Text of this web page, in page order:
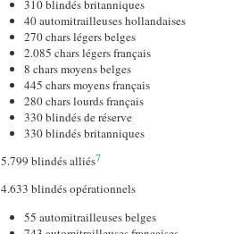
310 blindés britanniques
40 automitrailleuses hollandaises
270 chars légers belges
2.085 chars légers français
8 chars moyens belges
445 chars moyens français
280 chars lourds français
330 blindés de réserve
330 blindés britanniques
5.799 blindés alliés7
4.633 blindés opérationnels
55 automitrailleuses belges